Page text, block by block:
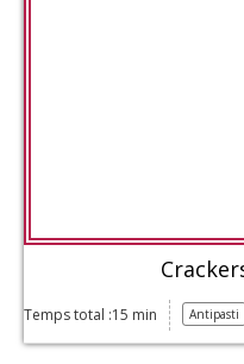
Temps total :15 min Antipasti